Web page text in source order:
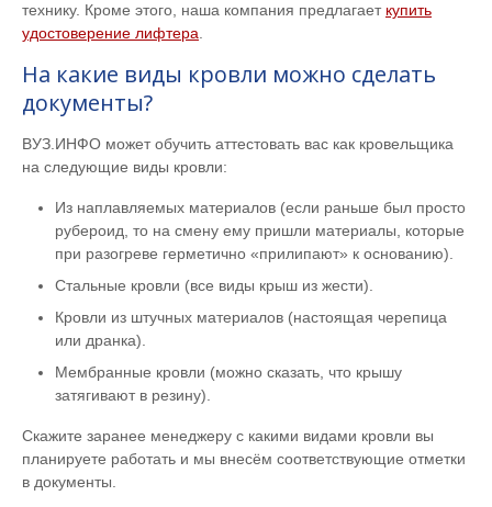
технику. Кроме этого, наша компания предлагает купить
удостоверение лифтера.
На какие виды кровли можно сделать
документы?
ВУЗ.ИНФО может обучить аттестовать вас как кровельщика
на следующие виды кровли:
Из наплавляемых материалов (если раньше был просто
рубероид, то на смену ему пришли материалы, которые
при разогреве герметично «прилипают» к основанию).
Стальные кровли (все виды крыш из жести).
Кровли из штучных материалов (настоящая черепица
или дранка).
Мембранные кровли (можно сказать, что крышу
затягивают в резину).
Скажите заранее менеджеру с какими видами кровли вы
планируете работать и мы внесём соответствующие отметки
в документы.